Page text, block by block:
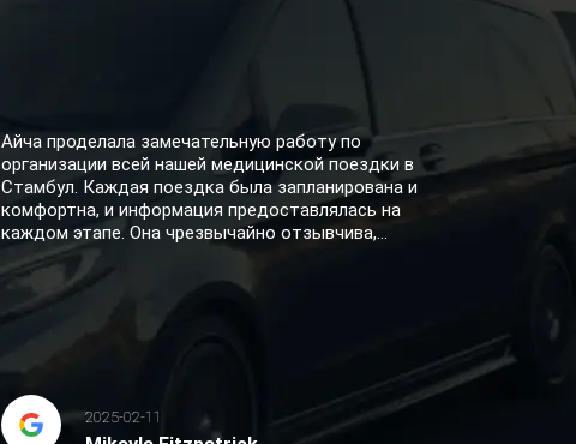
Айча проделала замечательную работу по
организации всей нашей медицинской поездки в
Стамбул. Каждая поездка была запланирована и
комфортна, и информация предоставлялась на
каждом этапе. Она чрезвычайно отзывчива,...
2025-02-11